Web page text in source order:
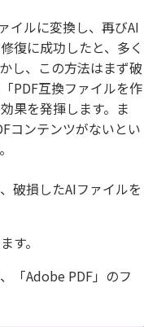
イルに変換し、再びAI
復に成功したと、多く
し、この方法はまず破
PDF互換ファイルを作
果を発揮します。ま
コンテンツがないとい
破損したAIファイルを
す。
「Adobe PDF」のフ